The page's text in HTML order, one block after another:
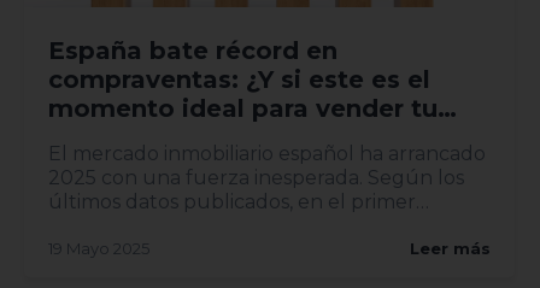
España bate récord en
compraventas: ¿Y si este es el
momento ideal para vender tu
vivienda?
El mercado inmobiliario español ha arrancado
2025 con una fuerza inesperada. Según los
últimos datos publicados, en el primer
19 Mayo 2025 Leer más